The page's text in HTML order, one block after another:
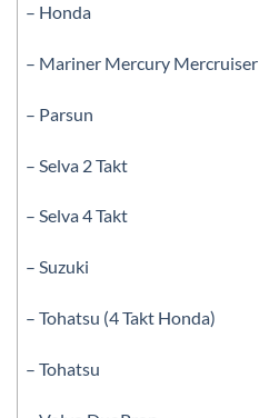
– Honda
– Mariner Mercury Mercruiser
– Parsun
– Selva 2 Takt
– Selva 4 Takt
– Suzuki
– Tohatsu (4 Takt Honda)
– Tohatsu